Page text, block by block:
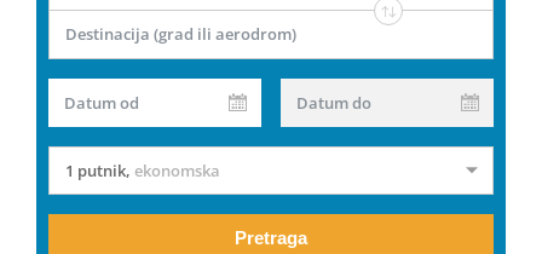
Destinacija (grad ili aerodrom)
Datum od Datum do
1 putnik, ekonomska
Pretraga